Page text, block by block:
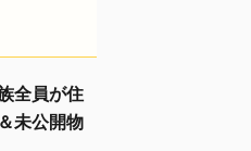
全員が住
未公開物